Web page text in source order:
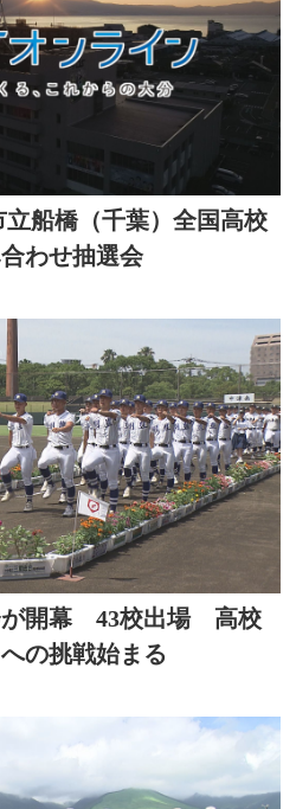
船橋（千葉）全国高校
わせ抽選会
が開幕 43校出場 高校
の挑戦始まる